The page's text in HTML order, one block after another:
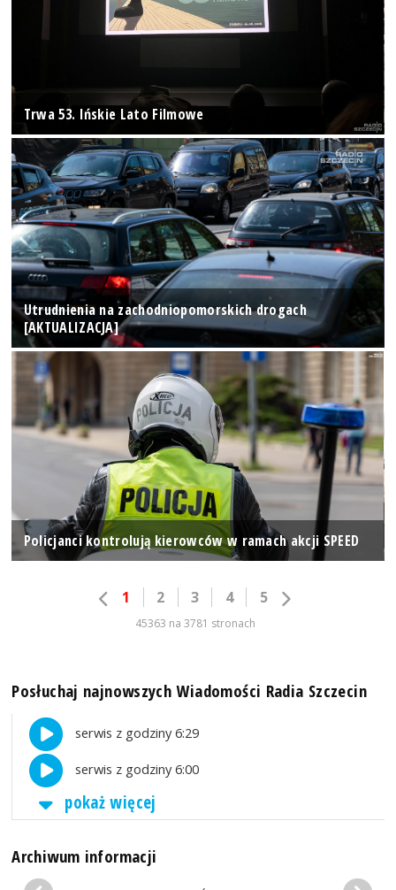
Trwa 53. Ińskie Lato Filmowe
Utrudnienia na zachodniopomorskich drogach
[AKTUALIZACJA]
Policjanci kontrolują kierowców w ramach akcji SPEED
1 2 3 4 5
45363 na 3781 stronach
Posłuchaj najnowszych Wiadomości Radia Szczecin
serwis z godziny 6:29
serwis z godziny 6:00
pokaż więcej
Archiwum informacji